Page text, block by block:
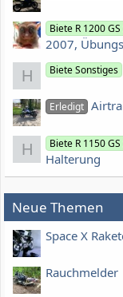
Biete R 1200
2007,
H Biete Sonstiges
Erledigt
H Biete R 1150
Halterung
Neue Themen
Space X
Rauchmelder